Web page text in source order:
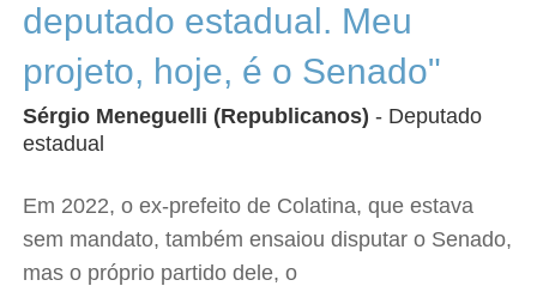
deputado estadual. Meu
projeto, hoje, é o Senado"
Sérgio Meneguelli (Republicanos) - Deputado
estadual
Em 2022, o ex-prefeito de Colatina, que estava
sem mandato, também ensaiou disputar o Senado,
mas o próprio partido dele, o